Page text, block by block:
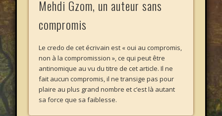
Mehdi Gzom, un auteur sans
compromis
Le credo de cet écrivain est « oui au compromis,
non à la compromission », ce qui peut être
antinomique au vu du titre de cet article. Il ne
fait aucun compromis, il ne transige pas pour
plaire au plus grand nombre et c’est là autant
sa force que sa faiblesse.